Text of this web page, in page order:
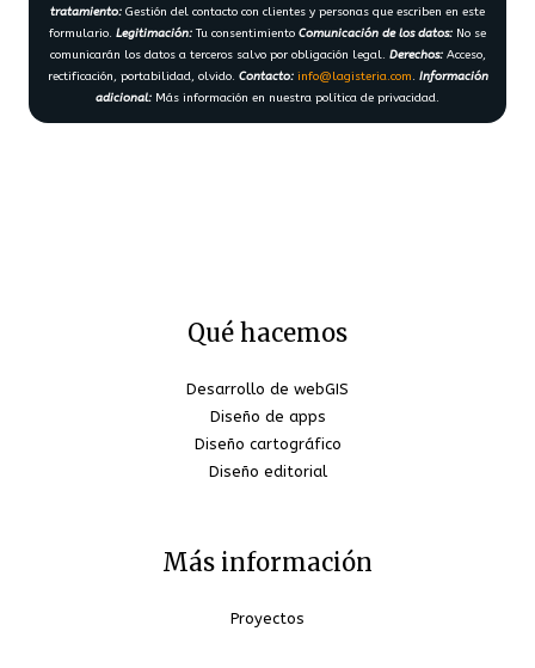
tratamiento: Gestión del contacto con clientes y personas que escriben en este
formulario. Legitimación: Tu consentimiento Comunicación de los datos: No se
comunicarán los datos a terceros salvo por obligación legal. Derechos:Acceso,
rectificación, portabilidad, olvido. Contacto: info@lagisteria.com. Información
adicional: Más información en nuestra política de privacidad.
Qué hacemos
Desarrollo de webGIS
Diseño de apps
Diseño cartográfico
Diseño editorial
Más información
Proyectos